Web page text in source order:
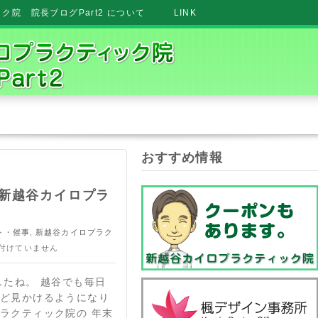
ク院 院長ブログPart2 について LINK
越谷カイロプラ
・催事
新越谷カイロプラク
けていません
ね。 越谷でも毎日
見かけるようになり
クティック院の 年末
おすすめ情報